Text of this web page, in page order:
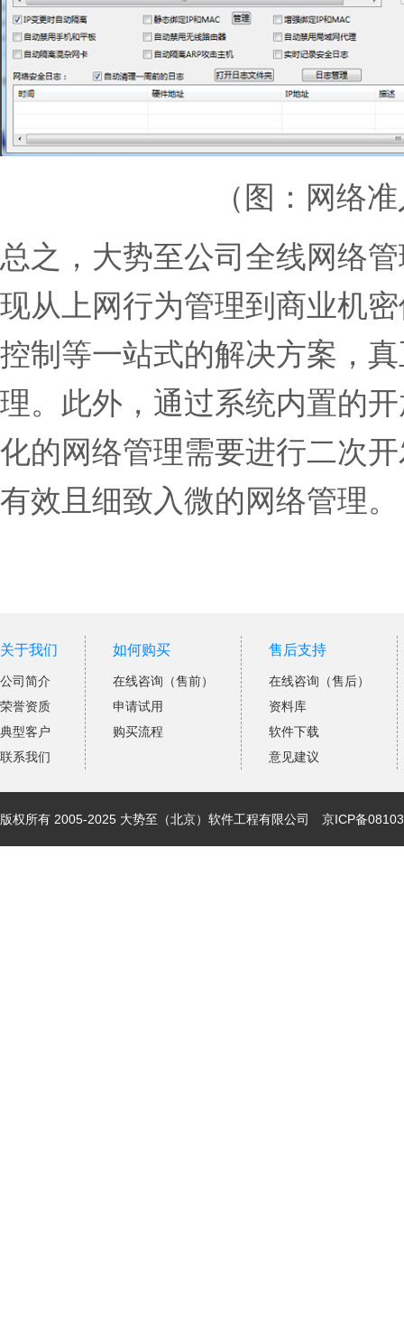
（图：网络
总之，大势至公司全线网络
现从上网行为管理到商业机
控制等一站式的解决方案，
理。此外，通过系统内置的
化的网络管理需要进行二次
有效且细致入微的网络管理。
关于我们
公司简介
荣誉资质
典型客户
联系我们
如何购买
在线咨询（售前）
申请试用
购买流程
售后支持
在线咨询（售后）
资料库
软件下载
意见建议
版权所有 2005-2025 大势至（北京）软件工程有限公司 京ICP备